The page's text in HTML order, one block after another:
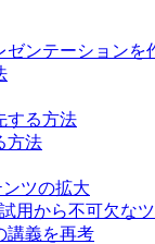
ゼンテーションを
する方法
方法
ツの拡大
用から不可欠な
講義を再考